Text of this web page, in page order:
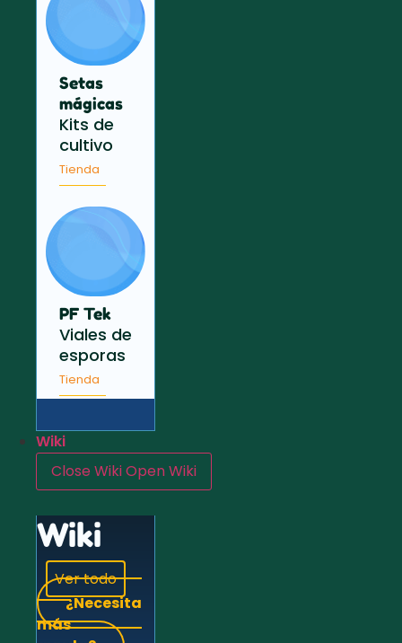
Setas
mágicas
Kits de
cultivo
Tienda
PF Tek
Viales de
esporas
Tienda
Wiki
Close WikiOpen Wiki
Wiki
Ver todo
¿Necesita
más